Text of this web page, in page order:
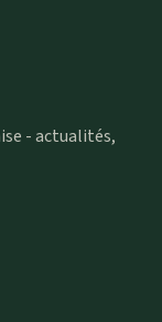
- actualités,